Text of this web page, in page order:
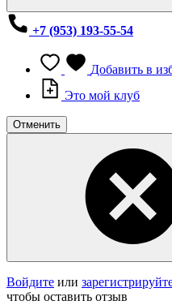
+7 (953) 193-55-54
Добавить в
Это мой клуб
Отменить
Войдите или
чтобы оставить отзыв